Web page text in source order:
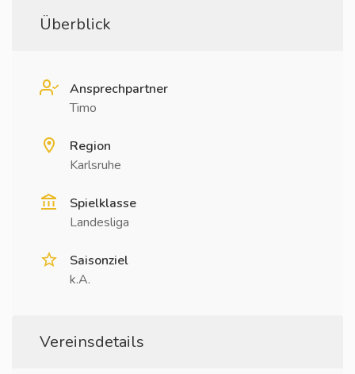
Überblick
Ansprechpartner
Timo
Region
Karlsruhe
Spielklasse
Landesliga
Saisonziel
k.A.
Vereinsdetails